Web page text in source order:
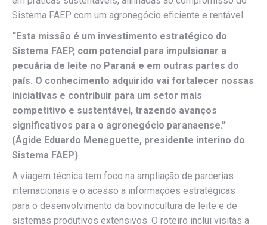
Sistema FAEP com um agronegócio eficiente e rentável.
“Esta missão é um investimento estratégico do
Sistema FAEP, com potencial para impulsionar a
pecuária de leite no Paraná e em outras partes do
país. O conhecimento adquirido vai fortalecer nossas
iniciativas e contribuir para um setor mais
competitivo e sustentável, trazendo avanços
significativos para o agronegócio paranaense.”
(Ágide Eduardo Meneguette, presidente interino do
Sistema FAEP)
A viagem técnica tem foco na ampliação de parcerias
internacionais e o acesso a informações estratégicas
para o desenvolvimento da bovinocultura de leite e de
sistemas produtivos extensivos. O roteiro inclui visitas a